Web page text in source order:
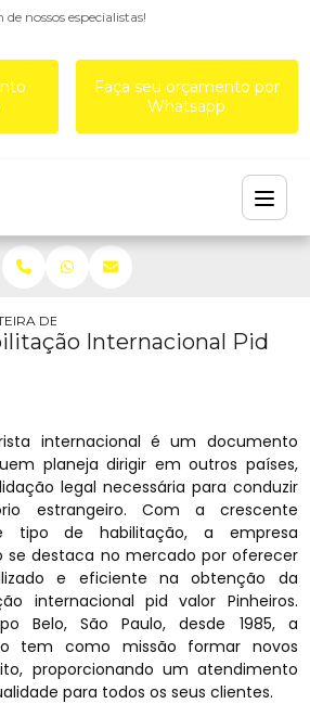
nossos especialistas!
Faça seu orçamento por
Whatsapp
DE HABILITAÇÃO INTERNACIONAL PID
Internacional Pid
internacional é um documento
planeja dirigir em outros países,
legal necessária para conduzir
estrangeiro. Com a crescente
tipo de habilitação, a empresa
se destaca no mercado por oferecer
e eficiente na obtenção da
internacional pid valor Pinheiros.
Belo, São Paulo, desde 1985, a
tem como missão formar novos
proporcionando um atendimento
para todos os seus clientes.